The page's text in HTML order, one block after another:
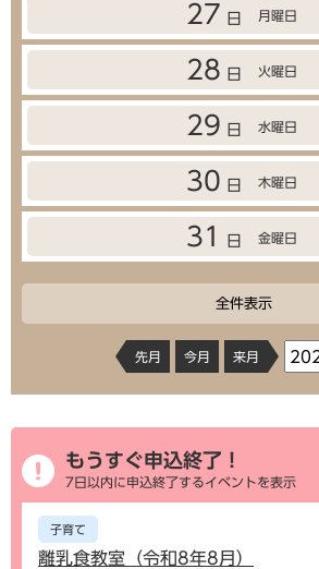
27 日 月曜日
28 日 火曜日
29 日 水曜日
30 日 木曜日
31 日 金曜日
全件表示
先月 今月 来月
もうすぐ申込終了！
7日以内に申込終了するイベントを表示
子育て
離乳食教室（令和8年8月）